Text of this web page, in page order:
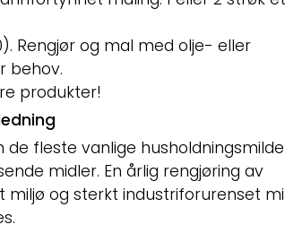
Rengjør og mal med olje- eller
behov.
produkter!
fleste vanlige
midler. En årlig rengjøring av
og sterkt industriforurenset